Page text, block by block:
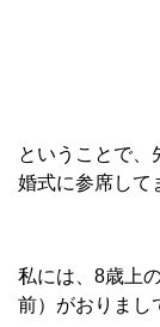
ということで、
婚式に参席して
私には、8歳上
前）がおりまし